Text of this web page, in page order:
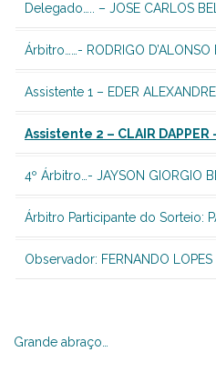
Delegado….. – JOSE CARLOS
Árbitro……- RODRIGO D’ALONSO
Assistente 1 – EDER ALEXANDRE
Assistente 2 – CLAIR DAPPER
4º Árbitro…- JAYSON GIORGIO
Árbitro Participante do Sorteio:
Observador: FERNANDO LOPES
Grande abraço…